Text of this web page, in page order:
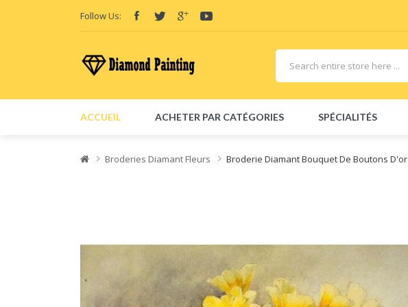
Follow Us:
ACCUEIL ACHETER PAR CATÉGORIES SPÉCIALITÉS
Broderies Diamant Fleurs Broderie Diamant Bouquet De Boutons D'or